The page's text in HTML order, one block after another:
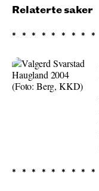
Relaterte saker